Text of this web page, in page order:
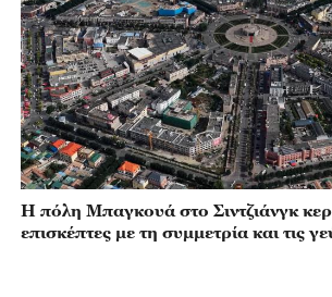
Η πόλη Μπαγκουά στο Σιντζιάνγκ
επισκέπτες με τη συμμετρία και τις